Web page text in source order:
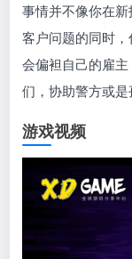
事情并不像你在
客户问题的同时
会偏袒自己的雇
们，协助警方或是
游戏视频